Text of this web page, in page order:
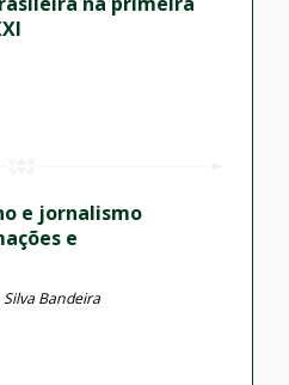
e jornalismo
e
Bandeira